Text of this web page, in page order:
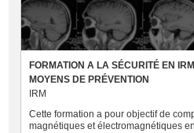
FORMATION A LA SÉCURITÉ EN
MOYENS DE PRÉVENTION
IRM
Cette formation a pour objectif de
magnétiques et électromagnétiques